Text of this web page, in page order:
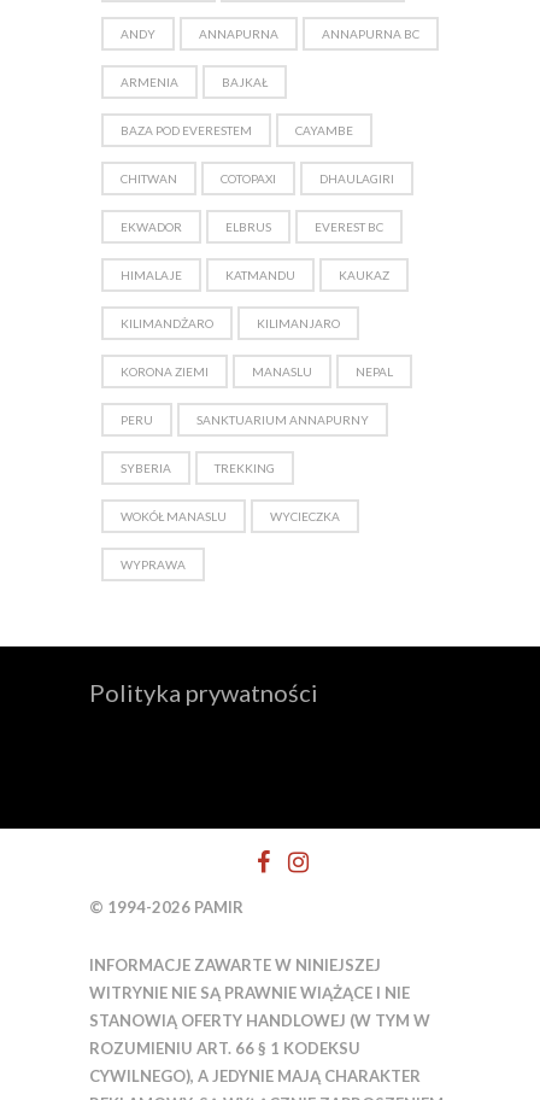
ANDY ANNAPURNA ANNAPURNA BC
ARMENIA BAJKAŁ
BAZA POD EVERESTEM CAYAMBE
CHITWAN COTOPAXI DHAULAGIRI
EKWADOR ELBRUS EVEREST BC
HIMALAJE KATMANDU KAUKAZ
KILIMANDŻARO KILIMANJARO
KORONA ZIEMI MANASLU NEPAL
PERU SANKTUARIUM ANNAPURNY
SYBERIA TREKKING
WOKÓŁ MANASLU WYCIECZKA
WYPRAWA
Polityka prywatności
© 1994-2026 PAMIR
INFORMACJE ZAWARTE W NINIEJSZEJ
WITRYNIE NIE SĄ PRAWNIE WIĄŻĄCE I NIE
STANOWIĄ OFERTY HANDLOWEJ (W TYM W
ROZUMIENIU ART. 66 § 1 KODEKSU
CYWILNEGO), A JEDYNIE MAJĄ CHARAKTER